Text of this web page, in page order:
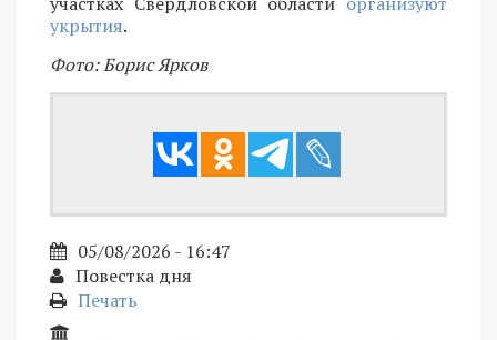
укрытия.
Фото: Борис Ярков
05/08/2026 - 16:47
Повестка дня
Печать